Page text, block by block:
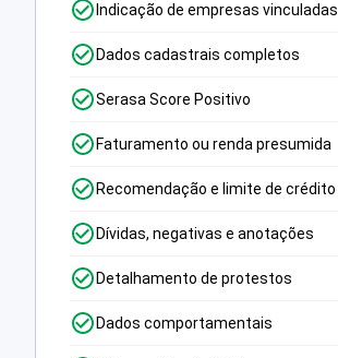
Indicação de empresas vinculadas
Dados cadastrais completos
Serasa Score Positivo
Faturamento ou renda presumida
Recomendação e limite de crédito
Dívidas, negativas e anotações
Detalhamento de protestos
Dados comportamentais